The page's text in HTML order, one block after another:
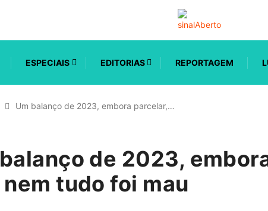
ESPECIAIS EDITORIAS REPORTAGEM
Um balanço de 2023, embora parcelar,…
de 2023,
tudo foi mau